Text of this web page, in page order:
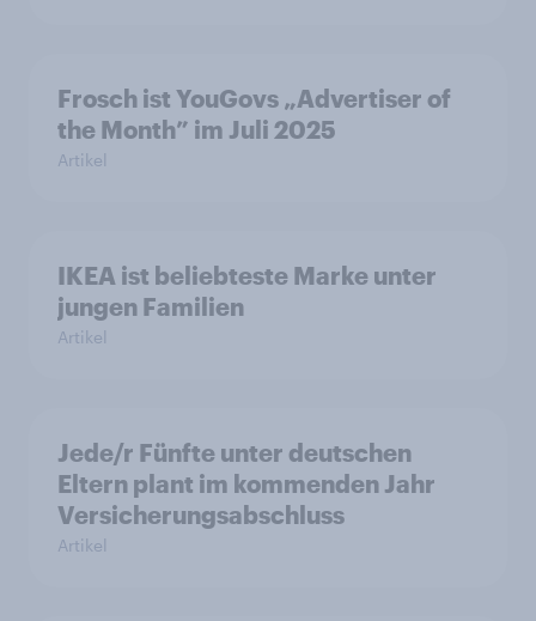
Frosch ist YouGovs „Advertiser of
the Month” im Juli 2025
Artikel
IKEA ist beliebteste Marke unter
jungen Familien
Artikel
Jede/r Fünfte unter deutschen
Eltern plant im kommenden Jahr
Versicherungsabschluss
Artikel